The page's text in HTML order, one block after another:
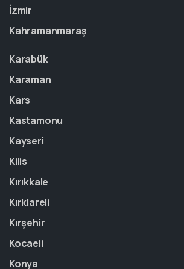
İzmir
Kahramanmaraş
Karabük
Karaman
Kars
Kastamonu
Kayseri
Kilis
Kırıkkale
Kırklareli
Kırşehir
Kocaeli
Konya